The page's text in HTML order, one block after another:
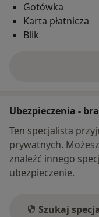
Gotówka
Karta płatnicza
Blik
Ubezpieczenia -
Ten specjalista
prywatnych.
znaleźć innego
ubezpieczenie.
Szukaj